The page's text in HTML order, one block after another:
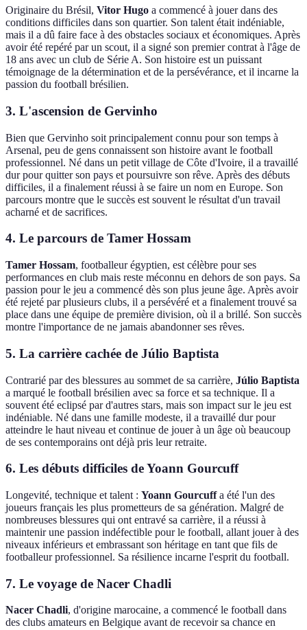
Originaire du Brésil, Vitor Hugo a commencé à jouer dans des
conditions difficiles dans son quartier. Son talent était indéniable,
mais il a dû faire face à des obstacles sociaux et économiques. Après
avoir été repéré par un scout, il a signé son premier contrat à l'âge de
18 ans avec un club de Série A. Son histoire est un puissant
témoignage de la détermination et de la persévérance, et il incarne la
passion du football brésilien.
3. L'ascension de Gervinho
Bien que Gervinho soit principalement connu pour son temps à
Arsenal, peu de gens connaissent son histoire avant le football
professionnel. Né dans un petit village de Côte d'Ivoire, il a travaillé
dur pour quitter son pays et poursuivre son rêve. Après des débuts
difficiles, il a finalement réussi à se faire un nom en Europe. Son
parcours montre que le succès est souvent le résultat d'un travail
acharné et de sacrifices.
4. Le parcours de Tamer Hossam
Tamer Hossam, footballeur égyptien, est célèbre pour ses
performances en club mais reste méconnu en dehors de son pays. Sa
passion pour le jeu a commencé dès son plus jeune âge. Après avoir
été rejeté par plusieurs clubs, il a persévéré et a finalement trouvé sa
place dans une équipe de première division, où il a brillé. Son succès
montre l'importance de ne jamais abandonner ses rêves.
5. La carrière cachée de Júlio Baptista
Contrarié par des blessures au sommet de sa carrière, Júlio Baptista
a marqué le football brésilien avec sa force et sa technique. Il a
souvent été eclipsé par d'autres stars, mais son impact sur le jeu est
indéniable. Né dans une famille modeste, il a travaillé dur pour
atteindre le haut niveau et continue de jouer à un âge où beaucoup
de ses contemporains ont déjà pris leur retraite.
6. Les débuts difficiles de Yoann Gourcuff
Longevité, technique et talent : Yoann Gourcuffa été l'un des
joueurs français les plus prometteurs de sa génération. Malgré de
nombreuses blessures qui ont entravé sa carrière, il a réussi à
maintenir une passion indéfectible pour le football, allant jouer à des
niveaux inférieurs et embrassant son héritage en tant que fils de
footballeur professionnel. Sa résilience incarne l'esprit du football.
7. Le voyage de Nacer Chadli
Nacer Chadli, d'origine marocaine, a commencé le football dans
des clubs amateurs en Belgique avant de recevoir sa chance en